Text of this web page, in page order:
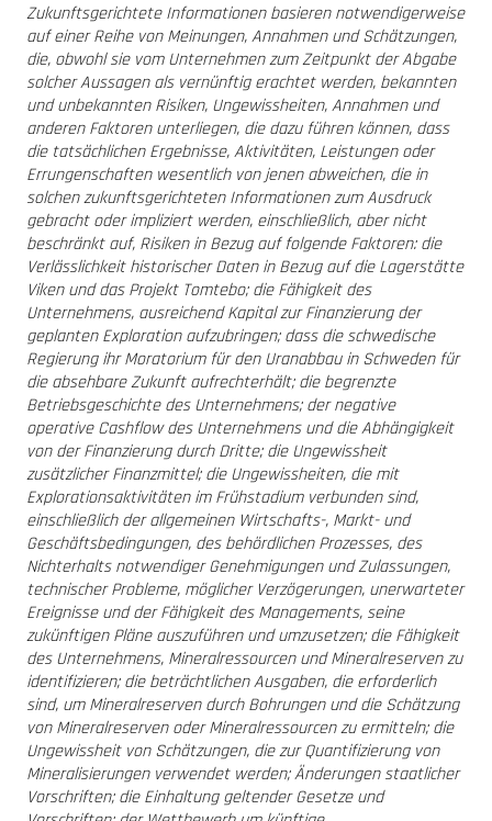
Zukunftsgerichtete Informationen basieren notwendigerweise
auf einer Reihe von Meinungen, Annahmen und Schätzungen,
die, obwohl sie vom Unternehmen zum Zeitpunkt der Abgabe
solcher Aussagen als vernünftig erachtet werden, bekannten
und unbekannten Risiken, Ungewissheiten, Annahmen und
anderen Faktoren unterliegen, die dazu führen können, dass
die tatsächlichen Ergebnisse, Aktivitäten, Leistungen oder
Errungenschaften wesentlich von jenen abweichen, die in
solchen zukunftsgerichteten Informationen zum Ausdruck
gebracht oder impliziert werden, einschließlich, aber nicht
beschränkt auf, Risiken in Bezug auf folgende Faktoren: die
Verlässlichkeit historischer Daten in Bezug auf die Lagerstätte
Viken und das Projekt Tomtebo; die Fähigkeit des
Unternehmens, ausreichend Kapital zur Finanzierung der
geplanten Exploration aufzubringen; dass die schwedische
Regierung ihr Moratorium für den Uranabbau in Schweden für
die absehbare Zukunft aufrechterhält; die begrenzte
Betriebsgeschichte des Unternehmens; der negative
operative Cashflow des Unternehmens und die Abhängigkeit
von der Finanzierung durch Dritte; die Ungewissheit
zusätzlicher Finanzmittel; die Ungewissheiten, die mit
Explorationsaktivitäten im Frühstadium verbunden sind,
einschließlich der allgemeinen Wirtschafts-, Markt- und
Geschäftsbedingungen, des behördlichen Prozesses, des
Nichterhalts notwendiger Genehmigungen und Zulassungen,
technischer Probleme, möglicher Verzögerungen, unerwarteter
Ereignisse und der Fähigkeit des Managements, seine
zukünftigen Pläne auszuführen und umzusetzen; die Fähigkeit
des Unternehmens, Mineralressourcen und Mineralreserven zu
identifizieren; die beträchtlichen Ausgaben, die erforderlich
sind, um Mineralreserven durch Bohrungen und die Schätzung
von Mineralreserven oder Mineralressourcen zu ermitteln; die
Ungewissheit von Schätzungen, die zur Quantifizierung von
Mineralisierungen verwendet werden; Änderungen staatlicher
Vorschriften; die Einhaltung geltender Gesetze und